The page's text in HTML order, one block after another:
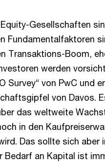
Equity-Gesellschaften
Fundamentalfaktoren
Transaktions-Boom,
werden
Survey“ von PwC und
von Davos.
das weltweite
in den
Das sollte sich aber
Bedarf an Kapital ist